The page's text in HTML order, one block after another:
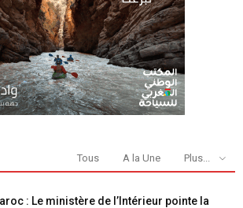
Tous A la Une Plus...
: Le ministère de l’Intérieur pointe la